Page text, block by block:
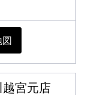
図
宮元店